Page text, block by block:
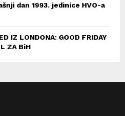
dan 1993. jedinice HVO-a
IZ LONDONA: GOOD FRIDAY
ZA BiH